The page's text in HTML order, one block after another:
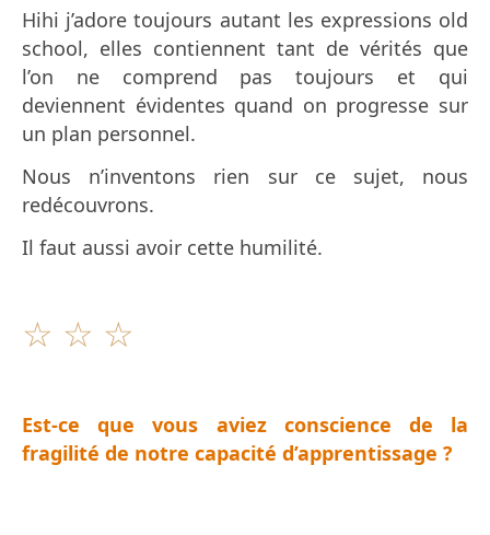
Hihi j’adore toujours autant les expressions old
school, elles contiennent tant de vérités que
l’on ne comprend pas toujours et qui
deviennent évidentes quand on progresse sur
un plan personnel.
Nous n’inventons rien sur ce sujet, nous
redécouvrons.
Il faut aussi avoir cette humilité.
☆ ☆ ☆
Est-ce que vous aviez conscience de la
fragilité de notre capacité d’apprentissage ?